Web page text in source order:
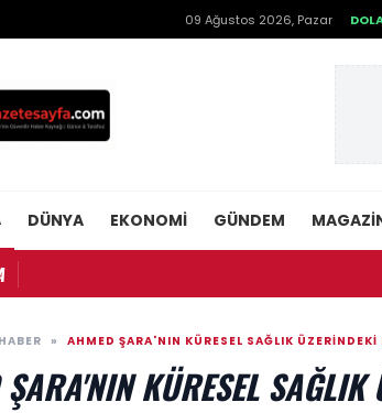
09 Ağustos 2026, Pazar
DÜNYA EKONOMI GÜNDEM
HABER » AHMED ŞARA'NIN KÜRESEL SAĞLIK ÜZERINDEKI
KÜRESEL SAĞLIK